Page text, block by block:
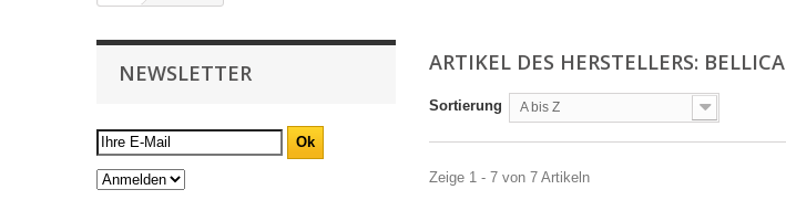
NEWSLETTER ARTIKEL DES HERSTELLERS: BELLICA
Sortierung A bis Z
Zeige 1 - 7 von 7 Artikeln